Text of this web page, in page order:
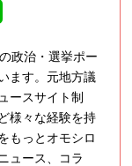
政治・選挙ポー
ます。元地方議
ースサイト制
様々な経験を持
もっとオモシロ
ュース、コラ